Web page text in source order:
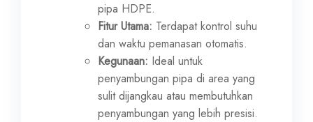
pipa HDPE.
Fitur Utama: Terdapat kontrol suhu
dan waktu pemanasan otomatis.
Kegunaan: Ideal untuk
penyambungan pipa di area yang
sulit dijangkau atau membutuhkan
penyambungan yang lebih presisi.